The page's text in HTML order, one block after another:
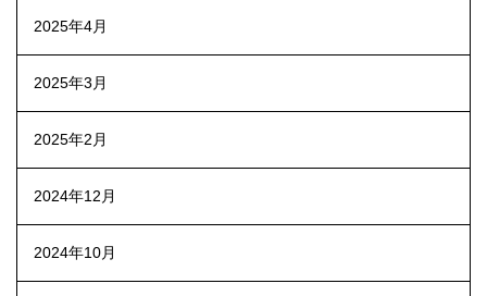
2025年4月
2025年3月
2025年2月
2024年12月
2024年10月